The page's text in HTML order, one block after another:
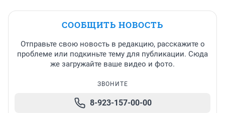
СООБЩИТЬ НОВОСТЬ
Отправьте свою новость в редакцию, расскажите о
проблеме или подкиньте тему для публикации. Сюда
же загружайте ваше видео и фото.
ЗВОНИТЕ
8-923-157-00-00